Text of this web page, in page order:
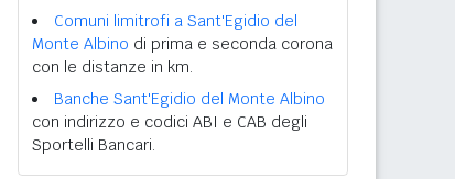
Comuni limitrofi a Sant'Egidio del
Monte Albino di prima e seconda corona
con le distanze in km.
Banche Sant'Egidio del Monte Albino
con indirizzo e codici ABI e CAB degli
Sportelli Bancari.